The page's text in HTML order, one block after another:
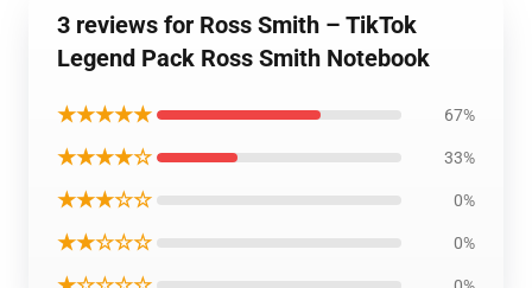
3 reviews for Ross Smith – TikTok
Legend Pack Ross Smith Notebook
★★★★★ 67%
★★★★☆ 33%
★★★☆☆ 0%
★★☆☆☆ 0%